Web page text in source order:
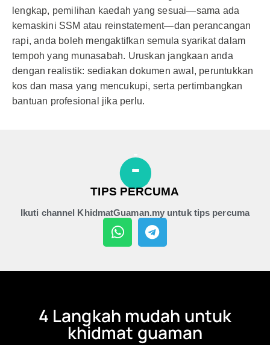
lengkap, pemilihan kaedah yang sesuai—sama ada
kemaskini SSM atau reinstatement—dan perancangan
rapi, anda boleh mengaktifkan semula syarikat dalam
tempoh yang munasabah. Uruskan jangkaan anda
dengan realistik: sediakan dokumen awal, peruntukkan
kos dan masa yang mencukupi, serta pertimbangkan
bantuan profesional jika perlu.
TIPS PERCUMA
Ikuti channel KhidmatGuaman.my untuk tips percuma
4 Langkah mudah untuk
khidmat guaman